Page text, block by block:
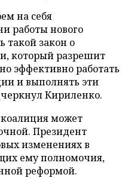
на себя
работы нового
такой закон о
который разрешит
эффективно работать
и выполнять эти
Кириленко.
может
Президент
изменениях в
ему полномочия,
реформой.